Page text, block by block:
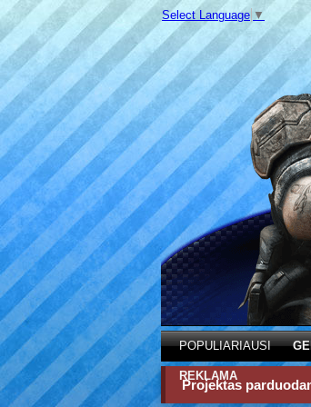
Select Language ▼
POPULIARIAUSI
REKLAMA
Projektas